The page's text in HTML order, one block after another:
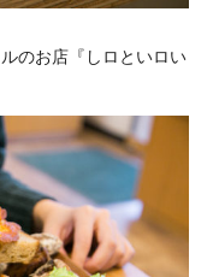
のお店『しロといロい